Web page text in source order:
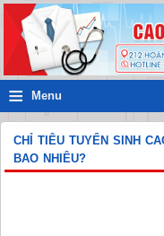
≡ Menu
CHỈ TIÊU TUYỂN SINH
BAO NHIÊU?